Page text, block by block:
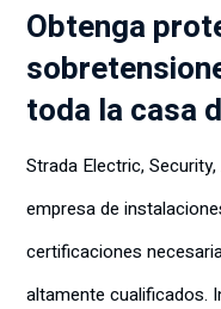
Obtenga
toda la casa
Strada Electric,
empresa de
certificaciones
altamente cualificados.